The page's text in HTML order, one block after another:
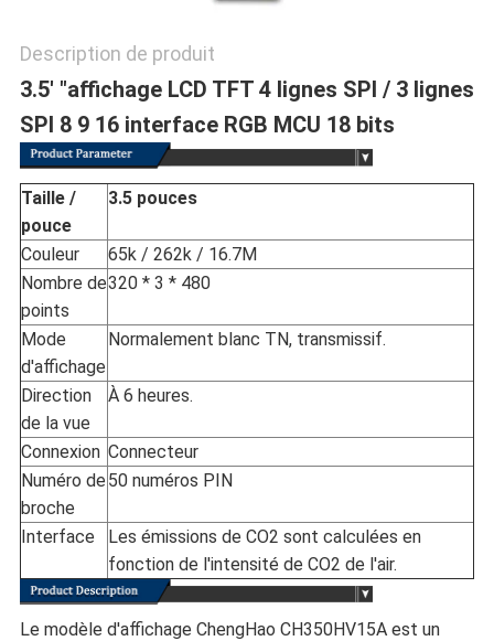
Description de produit
3.5' "affichage LCD TFT 4 lignes SPI / 3 lignes
SPI 8 9 16 interface RGB MCU 18 bits
Taille /
pouce
3.5 pouces
Couleur
65k / 262k / 16.7M
Nombre de
points
320 * 3 * 480
Mode
d'affichage
Normalement blanc TN, transmissif.
Direction
de la vue
À 6 heures.
Connexion Connecteur
Numéro de
broche
50 numéros PIN
Interface
Les émissions de CO2 sont calculées en
fonction de l'intensité de CO2 de l'air.
Le modèle d'affichage ChengHao CH350HV15A est un